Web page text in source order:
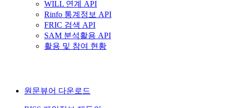
WILL 연계 API
Rinfo 통계정보 API
FRIC 검색 API
SAM 분석활용 API
활용 및 참여 현황
원문뷰어 다운로드